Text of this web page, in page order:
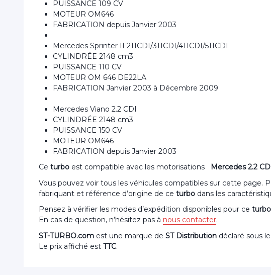
PUISSANCE 109 CV
MOTEUR OM646
FABRICATION depuis Janvier 2003
Mercedes Sprinter II 211CDI/311CDI/411CDI/511CDI
CYLINDRÉE 2148 cm3
PUISSANCE 110 CV
MOTEUR OM 646 DE22LA
FABRICATION Janvier 2003 à Décembre 2009
Mercedes Viano 2.2 CDI
CYLINDRÉE 2148 cm3
PUISSANCE 150 CV
MOTEUR OM646
FABRICATION depuis Janvier 2003
Ce turbo est compatible avec les motorisations Mercedes 2.2
Vous pouvez voir tous les véhicules compatibles sur cette page.
fabriquant et référence d’origine de ce turbo dans les
Pensez à vérifier les modes d’expédition disponibles pour ce
En cas de question, n’hésitez pas à nous contacter.
ST-TURBO.com est une marque de ST Distribution déclaré sous le
Le prix affiché est TTC.